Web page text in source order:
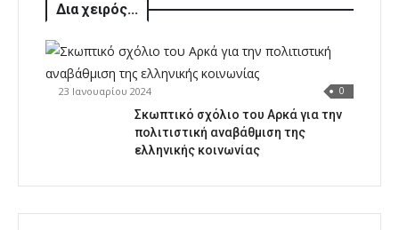
Δια χειρός...
23 Ιανουαρίου 2024 0
Σκωπτικό σχόλιο του Αρκά για την
πολιτιστική αναβάθμιση της
ελληνικής κοινωνίας